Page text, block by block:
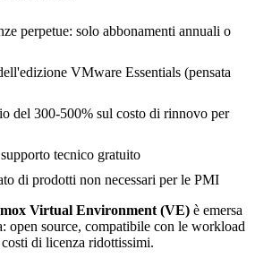
perpetue: solo abbonamenti annuali o
VMware Essentials (pensata
del 300-500% sul costo di rinnovo per
tecnico gratuito
di prodotti non necessari per le PMI
Virtual Environment (VE) è emersa
open source, compatibile con le workload
di licenza ridottissimi.